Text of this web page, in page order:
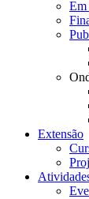
Em
Extensão